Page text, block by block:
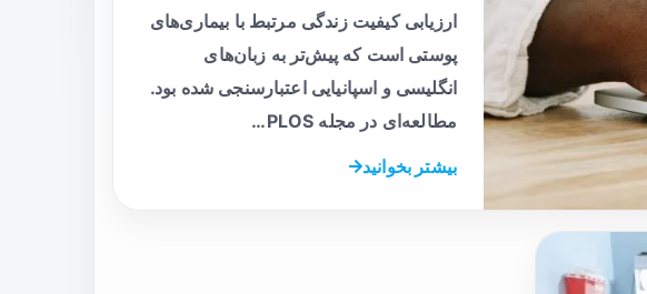
ارزیابی کیفیت زندگی مرتبط با بیماری‌های
پوستی است که پیش‌تر به زبان‌های
انگلیسی و اسپانیایی اعتبارسنجی شده بود.
مطالعه‌ای در مجله PLOS…
بیشتر بخوانید